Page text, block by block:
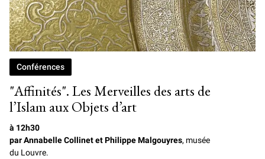
"Affinités". Les Merveilles des arts de
l’Islam aux Objets d’art
Conférences
à 12h30
par Annabelle Collinet et Philippe Malgouyres, musée
du Louvre.